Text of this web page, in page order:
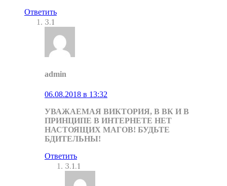
Ответить
3.1
admin
06.08.2018 в 13:32
УВАЖАЕМАЯ ВИКТОРИЯ, В ВК И В
ПРИНЦИПЕ В ИНТЕРНЕТЕ НЕТ
НАСТОЯЩИХ МАГОВ! БУДЬТЕ
БДИТЕЛЬНЫ!
Ответить
3.1.1